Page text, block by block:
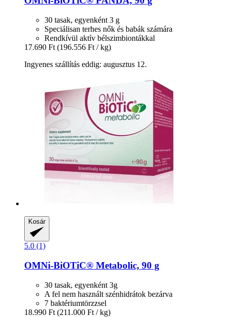
30 tasak, egyenként 3 g
Speciálisan terhes nők és babák számára
Rendkívül aktív bélszimbiontákkal
17.690 Ft (196.556 Ft / kg)
Ingyenes szállítás eddig: augusztus 12.
Kosár
5.0 (1)
OMNi-BiOTiC® Metabolic, 90 g
30 tasak, egyenként 3g
A fel nem használt szénhidrátok bezárva
7 baktériumtörzzsel
18.990 Ft (211.000 Ft / kg)